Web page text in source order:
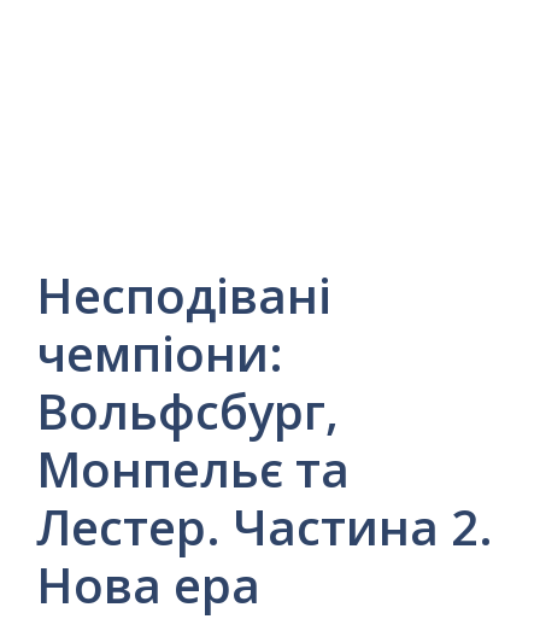
Несподівані
чемпіони:
Вольфсбург,
Монпельє та
Лестер. Частина 2.
Нова ера